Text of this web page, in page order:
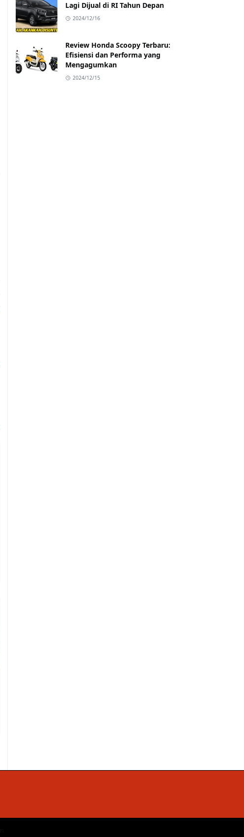
Lagi Dijual di RI Tahun Depan
2024/12/16
Review Honda Scoopy Terbaru:
Efisiensi dan Performa yang
Mengagumkan
2024/12/15